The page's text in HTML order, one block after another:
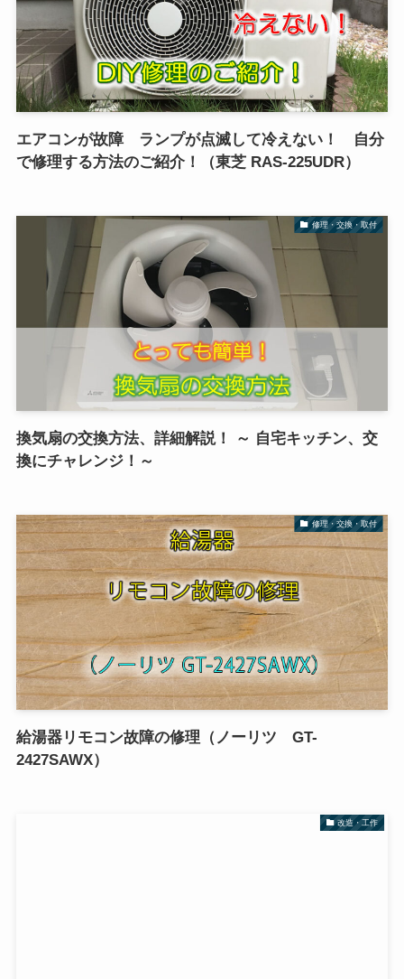
エアコンが故障 ランプが点滅して冷えない！ 自分
で修理する方法のご紹介！（東芝 RAS-225UDR）
修理・交換・取付
換気扇の交換方法、詳細解説！ ～ 自宅キッチン、交
換にチャレンジ！～
修理・交換・取付
給湯器リモコン故障の修理（ノーリツ GT-
2427SAWX）
改造・工作